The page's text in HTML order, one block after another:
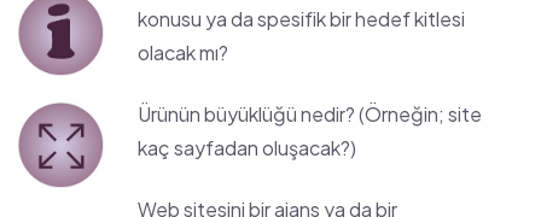
konusu ya da spesifik bir hedef kitlesi
olacak mı?
Ürünün büyüklüğü nedir? (Örneğin; site
kaç sayfadan oluşacak?)
Web sitesini bir ajans ya da bir